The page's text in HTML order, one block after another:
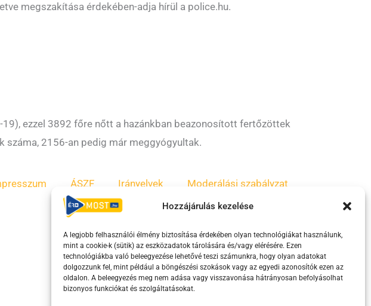
Hozzájárulás kezelése
A legjobb felhasználói élmény biztosítása érdekében olyan technológiákat használunk,
mint a cookie-k (sütik) az eszközadatok tárolására és/vagy elérésére. Ezen
technológiákba való beleegyezése lehetővé teszi számunkra, hogy olyan adatokat
dolgozzunk fel, mint például a böngészési szokások vagy az egyedi azonosítók ezen az
oldalon. A beleegyezés meg nem adása vagy visszavonása hátrányosan befolyásolhat
bizonyos funkciókat és szolgáltatásokat.
megszakítása érdekében-adja hírül a police.hu.
ezzel 3892 főre nőtt a hazánkban beazonosított fertőzöttek
száma, 2156-an pedig már meggyógyultak.
ÁSZF Irányelvek Moderálási szabályzat